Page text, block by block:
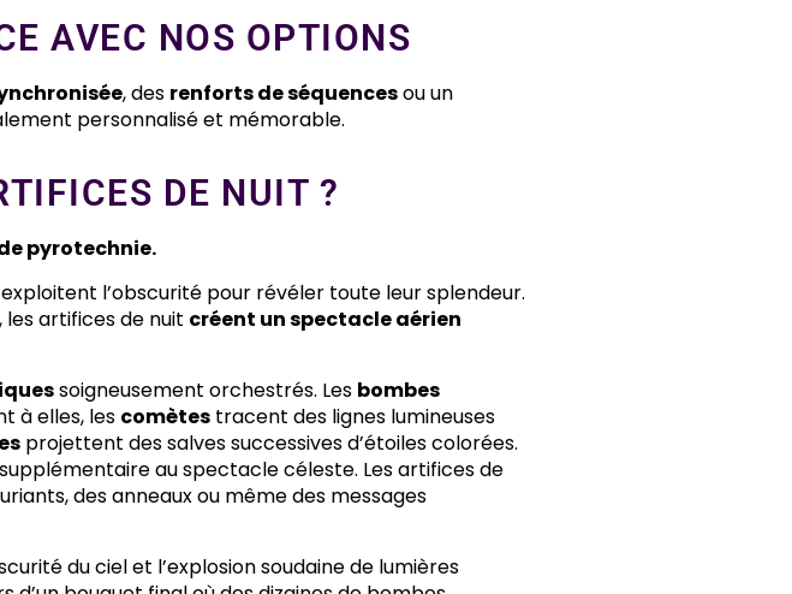
AVEC NOS OPTIONS
, des renforts de séquencesou un
personnalisé et mémorable.
DE NUIT ?
pyrotechnie.
l’obscurité pour révéler toute leur splendeur.
artifices de nuit créent un spectacle aérien
soigneusement orchestrés. Les bombes
à elles, les comètes tracent des lignes lumineuses
projettent des salves successives d’étoiles colorées.
au spectacle céleste. Les artifices de
des anneaux ou même des messages
du ciel et l’explosion soudaine de lumières